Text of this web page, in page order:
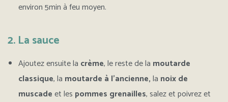
environ 5min à feu moyen.
2. La sauce
Ajoutez ensuite la crème, le reste de la moutarde
classique, la moutarde à l’ancienne,la noix de
muscadeet les pommes grenailles, salez et poivrez et